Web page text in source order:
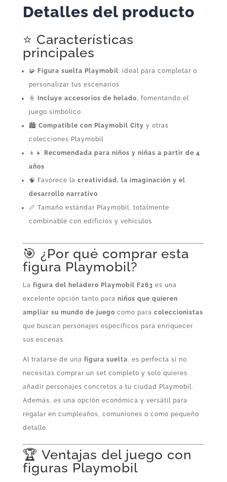
Detalles del producto
⭐ Características
principales
🧩 Figura suelta Playmobil: ideal para completar o
personalizar tus escenarios
🍦
Incluye accesorios de helado, fomentando el
juego simbólico
🏙️ Compatible con Playmobil City y otras
colecciones Playmobil
👦👧
Recomendada para niños y niñas a partir de 4
años
🧠 Favorece la creatividad, la imaginación y el
desarrollo narrativo
📏 Tamaño estándar Playmobil, totalmente
combinable con edificios y vehículos
🎯 ¿Por qué comprar esta
figura Playmobil?
La figura del heladero Playmobil F263 es una
excelente opción tanto para niños que quieren
ampliar su mundo de juego como para coleccionistas
que buscan personajes específicos para enriquecer
sus escenas.
Al tratarse de una figura suelta, es perfecta si no
necesitas comprar un set completo y solo quieres
añadir personajes concretos a tu ciudad Playmobil.
Además, es una opción económica y versátil para
regalar en cumpleaños, comuniones o como pequeño
detalle.
🏆 Ventajas del juego con
figuras Playmobil